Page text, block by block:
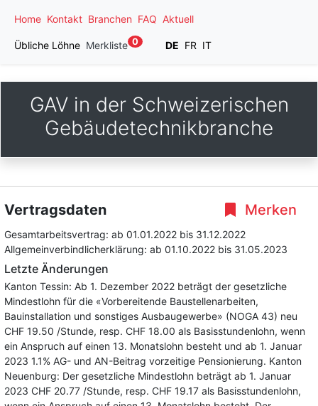
Home Kontakt Branchen FAQ Aktuell
Übliche Löhne Merkliste 0 DE FR IT
GAV in der Schweizerischen
Gebäudetechnikbranche
Merken
Vertragsdaten
Gesamtarbeitsvertrag: ab 01.01.2022 bis 31.12.2022
Allgemeinverbindlicherklärung: ab 01.10.2022 bis 31.05.2023
Letzte Änderungen
Kanton Tessin: Ab 1. Dezember 2022 beträgt der gesetzliche
Mindestlohn für die «Vorbereitende Baustellenarbeiten,
Bauinstallation und sonstiges Ausbaugewerbe» (NOGA 43) neu
CHF 19.50 /Stunde, resp. CHF 18.00 als Basisstundenlohn, wenn
ein Anspruch auf einen 13. Monatslohn besteht und ab 1. Januar
2023 1.1% AG- und AN-Beitrag vorzeitige Pensionierung. Kanton
Neuenburg: Der gesetzliche Mindestlohn beträgt ab 1. Januar
2023 CHF 20.77 /Stunde, resp. CHF 19.17 als Basisstundenlohn,